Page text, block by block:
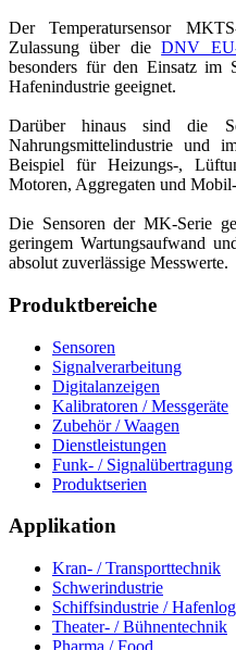
Der Temperatursensor
Zulassung über dieDNV
besonders für den Einsatz
Hafenindustrie geeignet.
Darüber hinaus sind die
Nahrungsmittelindustrie und
Beispiel für Heizungs-,
Motoren, Aggregaten und
Die Sensoren der MK-Serie
geringem Wartungsaufwand
absolut zuverlässige Messwerte.
Produktbereiche
Sensoren
Signalverarbeitung
Digitalanzeigen
Kalibratoren / Messgeräte
Zubehör / Waagen
Dienstleistungen
Funk- / Signalübertragung
Produktserien
Applikation
Kran- / Transporttechnik
Schwerindustrie
Schiffsindustrie /
Theater- / Bühnentechnik